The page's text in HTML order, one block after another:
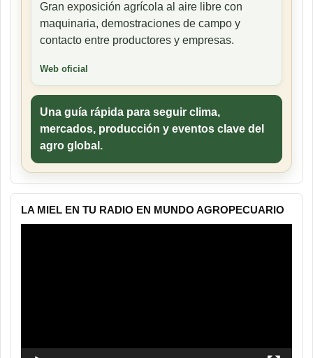
Gran exposición agrícola al aire libre con
maquinaria, demostraciones de campo y
contacto entre productores y empresas.
Web oficial
Una guía rápida para seguir clima,
mercados, producción y eventos clave del
agro global.
LA MIEL EN TU RADIO EN MUNDO AGROPECUARIO